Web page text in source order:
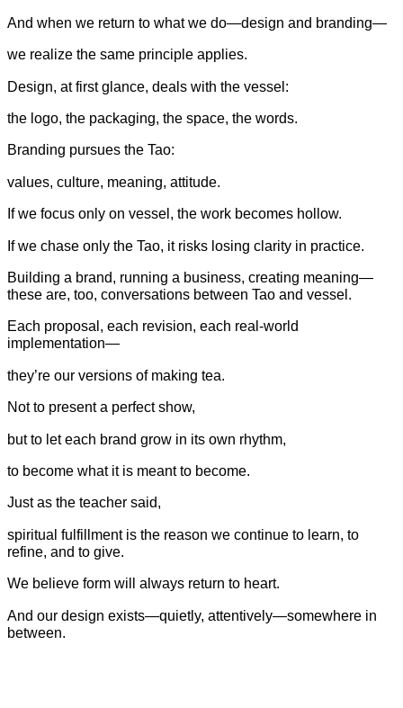
And when we return to what we do—design and branding—
we realize the same principle applies.
Design, at first glance, deals with the vessel:
the logo, the packaging, the space, the words.
Branding pursues the Tao:
values, culture, meaning, attitude.
If we focus only on vessel, the work becomes hollow.
If we chase only the Tao, it risks losing clarity in practice.
Building a brand, running a business, creating meaning—
these are, too, conversations between Tao and vessel.
Each proposal, each revision, each real-world
implementation—
they’re our versions of making tea.
Not to present a perfect show,
but to let each brand grow in its own rhythm,
to become what it is meant to become.
Just as the teacher said,
spiritual fulfillment is the reason we continue to learn, to
refine, and to give.
We believe form will always return to heart.
And our design exists—quietly, attentively—somewhere in
between.